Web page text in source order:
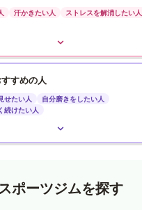
汗かきたい人 ストレスを解消したい人
すめの人
せたい人
自分磨きをしたい人
続けたい人
ポーツジムを探す